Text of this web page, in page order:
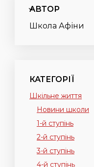
АВТОР
Школа Афіни
КАТЕГОРІЇ
Шкільне життя
Новини школи
1-й ступінь
2-й ступінь
3-й ступінь
4-й ступінь